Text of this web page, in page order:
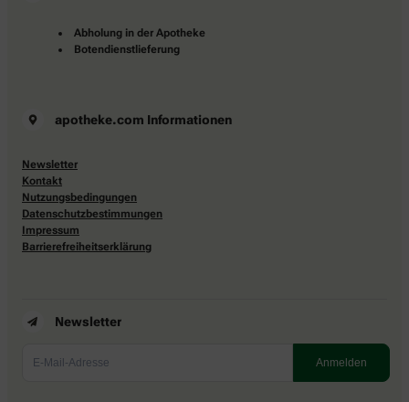
Abholung in der Apotheke
Botendienstlieferung
apotheke.com Informationen
Newsletter
Kontakt
Nutzungsbedingungen
Datenschutzbestimmungen
Impressum
Barrierefreiheitserklärung
Newsletter